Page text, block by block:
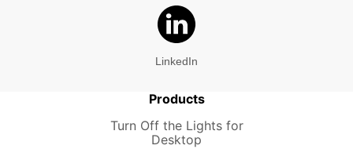
LinkedIn
Products
Turn Off the Lights for
Desktop